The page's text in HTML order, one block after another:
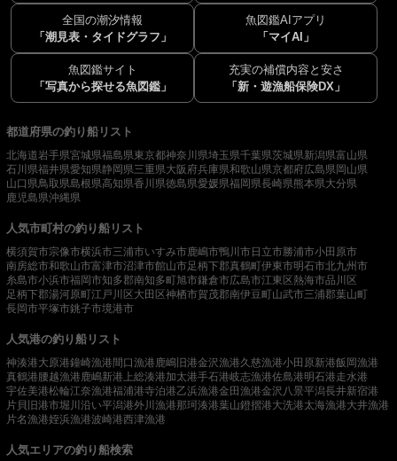
全国の潮汐情報
「潮見表・タイドグラフ」
魚図鑑AIアプリ
「マイAI」
魚図鑑サイト
「写真から探せる魚図鑑」
充実の補償内容と安さ
「新・遊漁船保険DX」
都道府県の釣り船リスト
北海道岩手県宮城県福島県東京都神奈川県埼玉県千葉県茨城県新潟県富山県
石川県福井県愛知県静岡県三重県大阪府兵庫県和歌山県京都府広島県岡山県
山口県鳥取県島根県高知県香川県徳島県愛媛県福岡県長崎県熊本県大分県
鹿児島県沖縄県
人気市町村の釣り船リスト
横須賀市宗像市横浜市三浦市いすみ市鹿嶋市鴨川市日立市勝浦市小田原市
南房総市和歌山市富津市沼津市館山市足柄下郡真鶴町伊東市明石市北九州市
糸島市小浜市福岡市知多郡南知多町旭市鎌倉市広島市江東区熱海市品川区
足柄下郡湯河原町江戸川区大田区神栖市賀茂郡南伊豆町山武市三浦郡葉山町
長岡市平塚市銚子市境港市
人気港の釣り船リスト
神湊港大原港鐘崎漁港間口漁港 鹿嶋旧港金沢漁港久慈漁港小田原新港飯岡漁港
真鶴港腰越漁港 鹿嶋新港 上総湊港加太港手石港岐志漁港佐島港明石港走水港
宇佐美港松輪江奈漁港福浦港寺泊港乙浜漁港金田漁港金沢八景平潟長井新宿港
片貝旧港市堀川沿い平潟港外川漁港那珂湊港葉山鐙摺港大洗港太海漁港大井漁港
片名漁港姪浜漁港波崎港西津漁港
人気エリアの釣り船検索